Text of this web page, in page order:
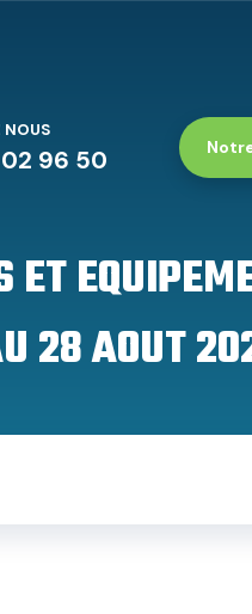
NOUS
96 50
ET
28 AOUT